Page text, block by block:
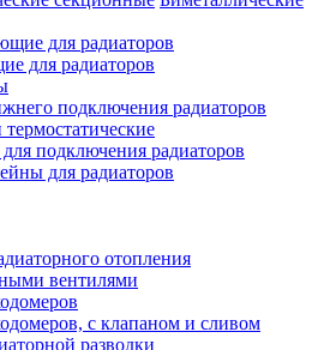
для радиаторов
подключения радиаторов
подключения радиаторов
для радиаторов
отопления
вентилями
с клапаном и сливом
разводки